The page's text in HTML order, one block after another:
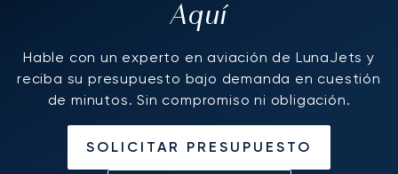
Aquí
Hable con un experto en aviación de LunaJets y
reciba su presupuesto bajo demanda en cuestión
de minutos. Sin compromiso ni obligación.
SOLICITAR PRESUPUESTO